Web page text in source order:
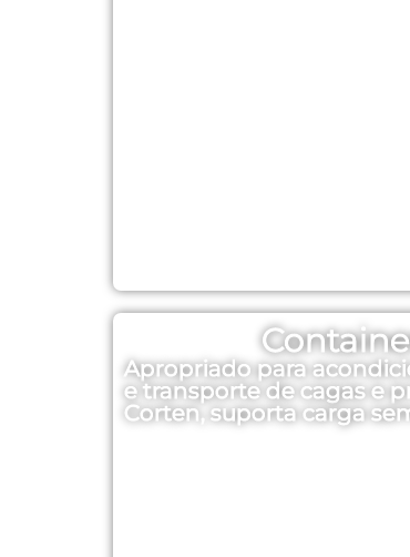
Apropriado para
e transporte de cagas e
Corten, suporta carga